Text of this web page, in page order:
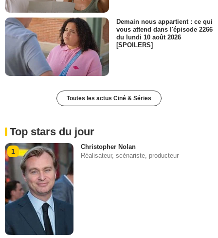
Demain nous appartient : ce qui
vous attend dans l'épisode 2266
du lundi 10 août 2026
[SPOILERS]
Toutes les actus Ciné & Séries
Top stars du jour
1
Christopher Nolan
Réalisateur, scénariste, producteur